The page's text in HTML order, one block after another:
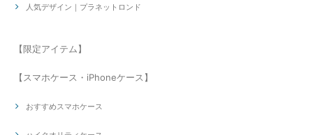
人気デザイン｜プラネットロンド
【限定アイテム】
【スマホケース・iPhoneケース】
おすすめスマホケース